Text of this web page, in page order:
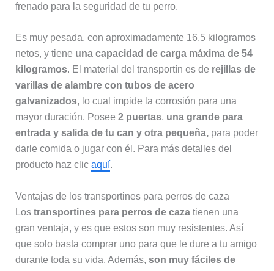
frenado para la seguridad de tu perro.
Es muy pesada, con aproximadamente 16,5 kilogramos
netos, y tiene una capacidad de carga máxima de 54
kilogramos. El material del transportín es de rejillas de
varillas de alambre con tubos de acero
galvanizados, lo cual impide la corrosión para una
mayor duración. Posee 2 puertas, una grande para
entrada y salida de tu can y otra pequeña, para poder
darle comida o jugar con él. Para más detalles del
producto haz clic aquí.
Ventajas de los transportines para perros de caza
Lostransportines para perros de cazatienen una
gran ventaja, y es que estos son muy resistentes. Así
que solo basta comprar uno para que le dure a tu amigo
durante toda su vida. Además, son muy fáciles de